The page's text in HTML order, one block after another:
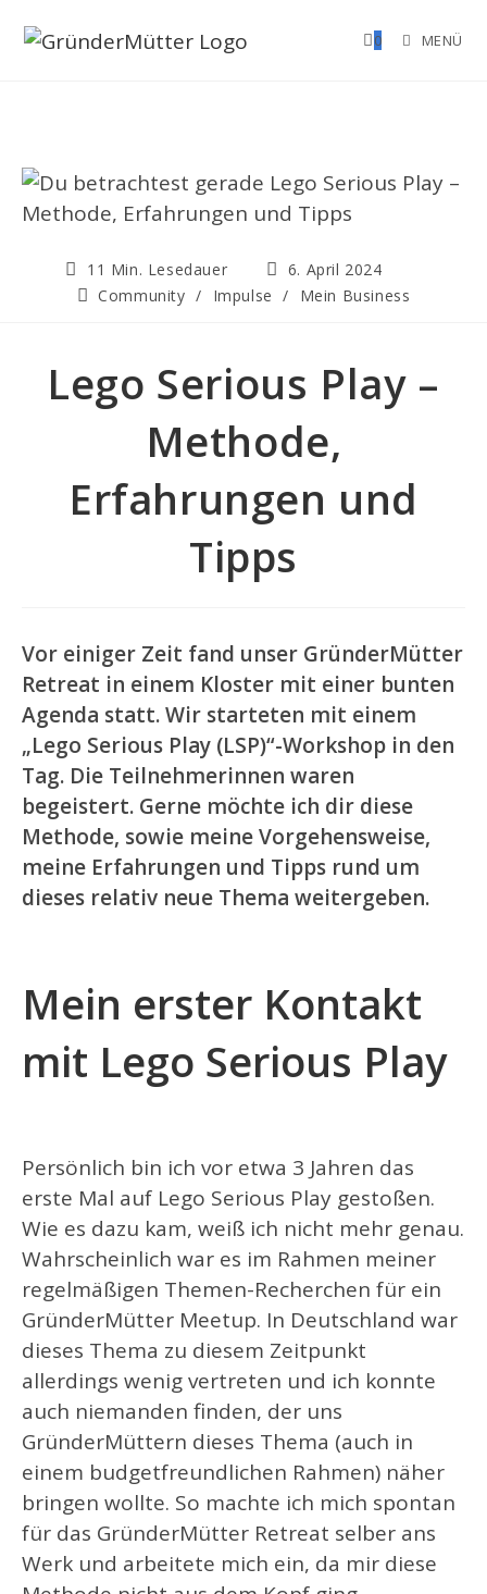
Inhalt
0 MENÜ
Lesedauer:
11 Min. Lesedauer
Beitrag
veröffentlicht:
6. April 2024
Beitrags-
Community / Impulse / Mein Business
Lego Serious Play –
Methode,
Erfahrungen und
Tipps
Vor einiger Zeit fand unser GründerMütter
Retreat in einem Kloster mit einer bunten
Agenda statt. Wir starteten mit einem
„Lego Serious Play (LSP)“-Workshop in den
Tag. Die Teilnehmerinnen waren
begeistert. Gerne möchte ich dir diese
Methode, sowie meine Vorgehensweise,
meine Erfahrungen und Tipps rund um
dieses relativ neue Thema weitergeben.
Mein erster Kontakt
mit Lego Serious Play
Persönlich bin ich vor etwa 3 Jahren das
erste Mal auf Lego Serious Play gestoßen.
Wie es dazu kam, weiß ich nicht mehr genau.
Wahrscheinlich war es im Rahmen meiner
regelmäßigen Themen-Recherchen für ein
GründerMütter Meetup. In Deutschland war
dieses Thema zu diesem Zeitpunkt
allerdings wenig vertreten und ich konnte
auch niemanden finden, der uns
GründerMüttern dieses Thema (auch in
einem budgetfreundlichen Rahmen) näher
bringen wollte. So machte ich mich spontan
für das GründerMütter Retreat selber ans
Werk und arbeitete mich ein, da mir diese